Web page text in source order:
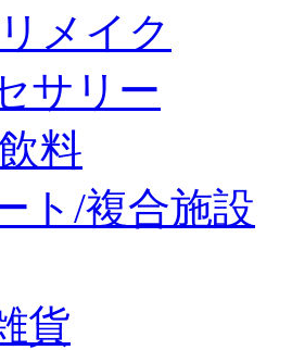
メイク
サリー
料
ト/複合施設
貨